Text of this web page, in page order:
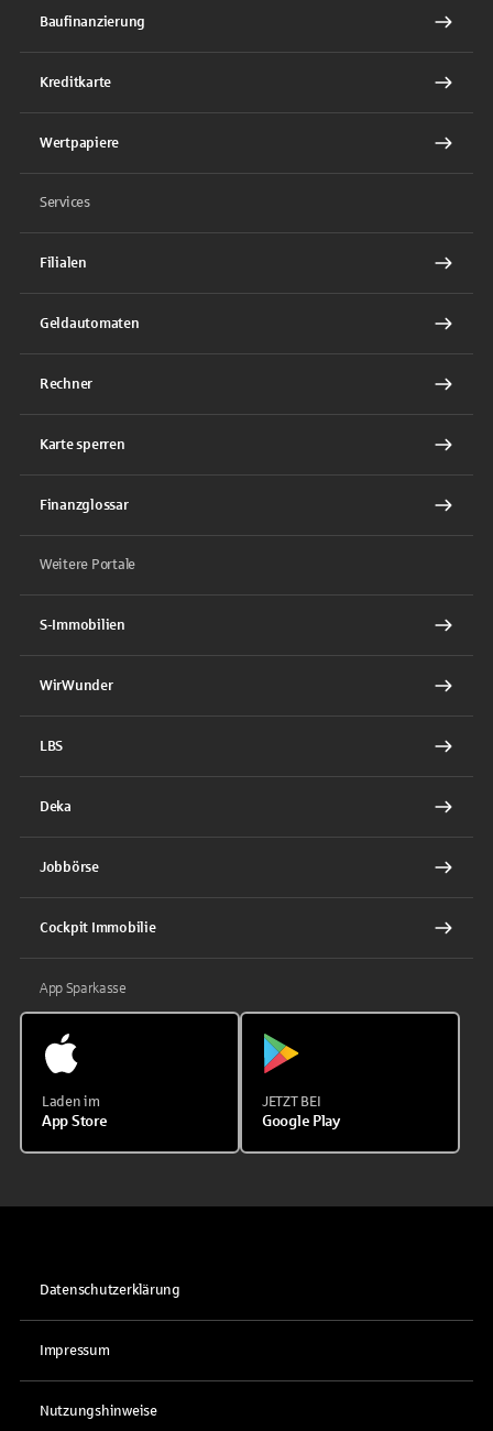
Baufinanzierung
Kreditkarte
Wertpapiere
Services
Filialen
Geldautomaten
Rechner
Karte sperren
Finanzglossar
Weitere Portale
S-Immobilien
WirWunder
LBS
Deka
Jobbörse
Cockpit Immobilie
App Sparkasse
Laden im
App Store
JETZT BEI
Google Play
Datenschutzerklärung
Impressum
Nutzungshinweise